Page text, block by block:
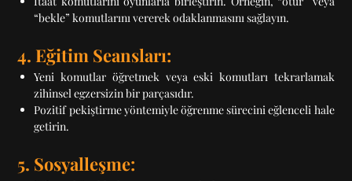
“bekle” komutlarını vererek odaklanmasını sağlayın.
4. Eğitim Seansları:
Yeni komutlar öğretmek veya eski komutları tekrarlamak
zihinsel egzersizin bir parçasıdır.
Pozitif pekiştirme yöntemiyle öğrenme sürecini eğlenceli hale
getirin.
5. Sosyalleşme: